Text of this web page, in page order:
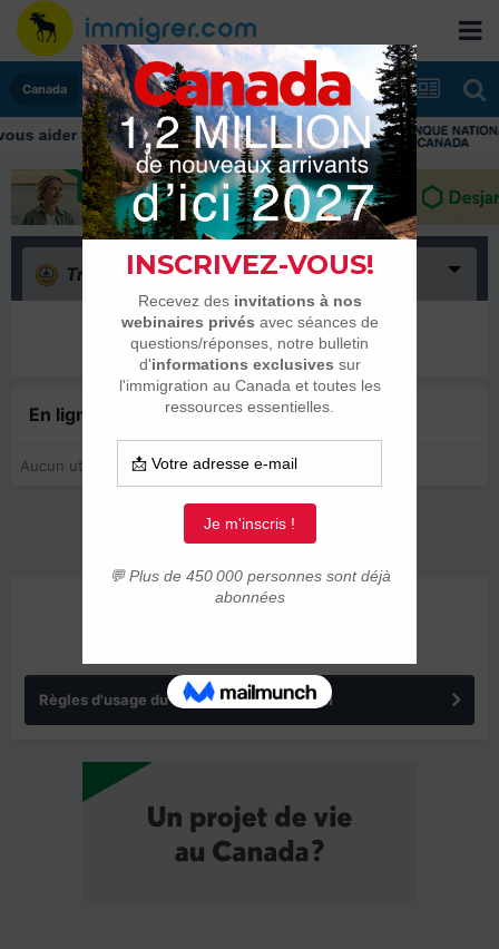
Canada
Triste (0)
Il n’y a encore rien ici
En ligne récemment0 membre est en ligne
Aucun utilisateur enregistré regarde cette page.
Règles d'usage du forum IMMIGRER.COM